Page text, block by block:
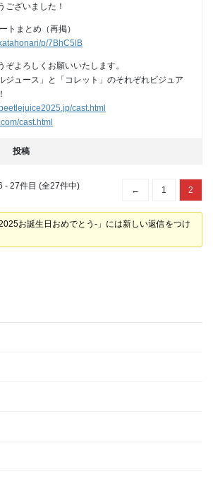
ございました！
トまとめ（再掲）
p/7BhC5lB
ぞよろしくお願いいたします。
ジュース」と「コレット」のそれぞれビジュア
cast.html
cast.html
投稿
- 27件目 (全27件中) ← 1 2
お誕生日おめでとう-」には新しい返信をつけ